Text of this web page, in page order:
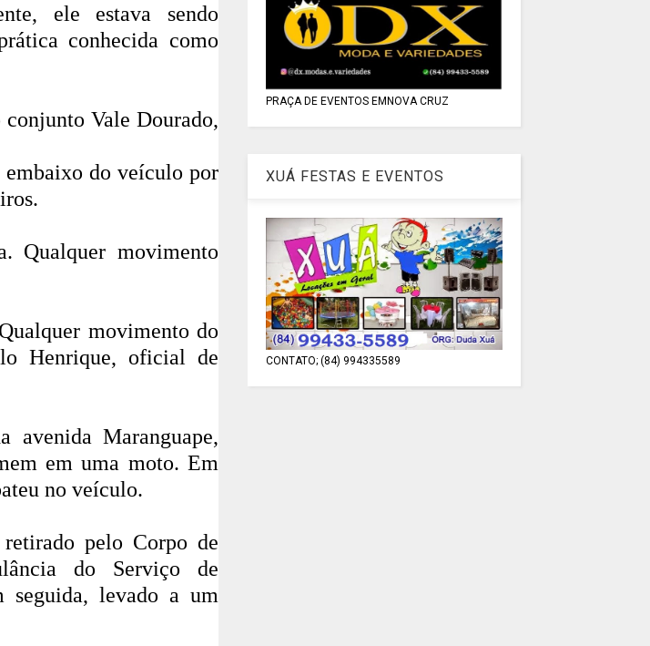
ele estava sendo
conhecida como
Vale Dourado,
do veículo por
Qualquer movimento
movimento do
Henrique, oficial de
Maranguape,
em uma moto. Em
no veículo.
pelo Corpo de
do Serviço de
seguida, levado a um
PRAÇA DE EVENTOS EMNOVA CRUZ
XUÁ FESTAS E EVENTOS
CONTATO; (84) 994335589